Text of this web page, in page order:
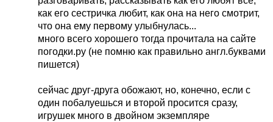
как его сестричка любит, как она на него смотрит,
что она ему первому улыбнулась...
много всего хорошего тогда прочитала на сайте
погодки.ру (не помню как правильно англ.буквами
пишется)
сейчас друг-друга обожают, но, конечно, если с
один побалуешься и второй просится сразу,
игрушек много в двойном экземпляре